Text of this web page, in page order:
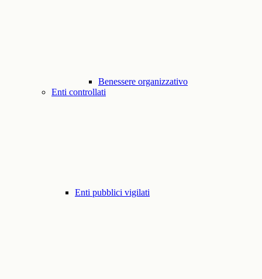
Benessere organizzativo
Enti controllati
Enti pubblici vigilati